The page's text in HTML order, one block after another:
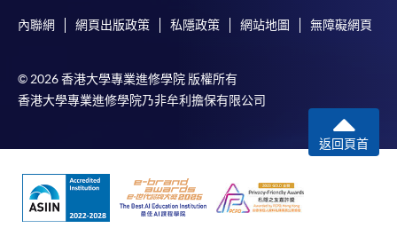
內聯網 網頁出版政策 私隱政策 網站地圖 無障礙網頁
© 2026 香港大學專業進修學院 版權所有
香港大學專業進修學院乃非牟利擔保有限公司
返回頁首